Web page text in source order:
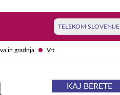
in gradnja Vrt
TELEKOM SLOVENIJE
KAJ BERETE